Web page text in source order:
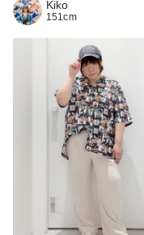
Kiko
151cm